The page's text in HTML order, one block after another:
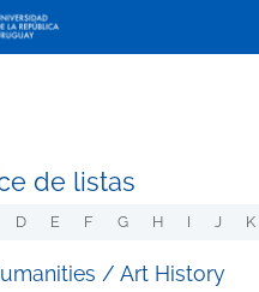
de listas
D E F G H I J K
/ Art History